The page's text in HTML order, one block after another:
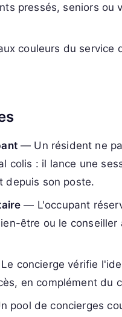
pressés, seniors ou
couleurs du service
— Un résident ne
colis : il lance une
depuis son poste.
— L'occupant
être ou le
concierge vérifie
en complément du
pool de concierges